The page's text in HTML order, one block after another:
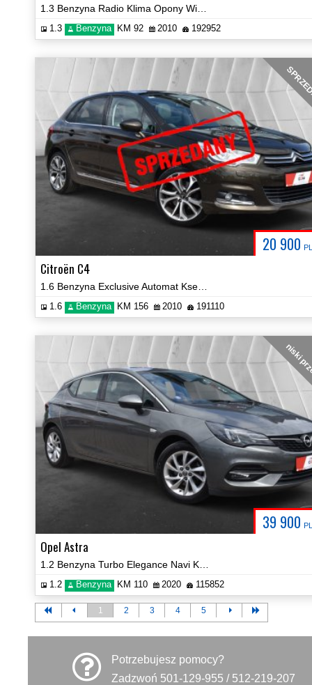
1.3 Benzyna KM 92 2010 192952
20 900
Citroën C4
1.6 Benzyna KM 156 2010 191110
39 900
niski
Opel Astra
1.2 Benzyna KM 110 2020 115852
1 2 3 4 5
Potrzebujesz pomocy?
Zadzwoń 501-129-955 / 512-219-207